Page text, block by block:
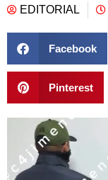
EDITORIAL
Facebook
Pinterest